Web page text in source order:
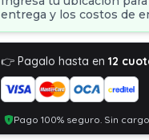
entrega y los costos de
👉 Pagalo hasta en12
Pago 100% seguro. Sin